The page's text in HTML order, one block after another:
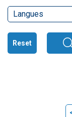
Langues
Reset